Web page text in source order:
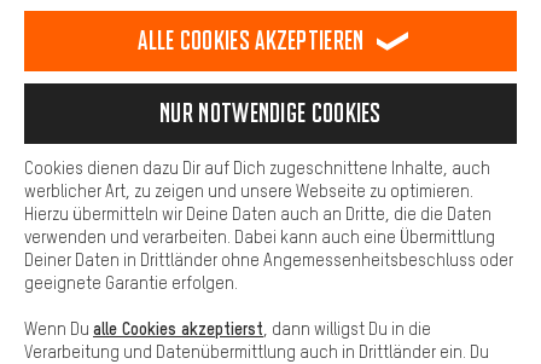
Kontaktformular
Unsere Datenschutzerklärung
Sprache"
Deutsch
DE english
EN español
ES français
FR
Dein Shopping-Erlebnis wird komfortabler. Mit Komfort-Cookies
stellen wir Verknüpfungen zu Social Media Plattformen her. So
können wir dir weitere nützliche Inhalte und Informationen zur
Verfügung stellen. Zudem hast du die Möglichkeit zusätzliche
Services zu nutzen, die es dir erleichtern die richtigen Produkte zu
finden. Beispielsweise bieten wir eine Chat-Funktion an, damit
Fragen schnell und unkompliziert beantwortet werden können.
Basis
Basis-Cookies gewährleisten, dass Du unsere Webseite
grundsätzlich nutzen kannst.
Alle Cookies akzeptieren
Nur Notwendige Cookies
Cookies dienen dazu Dir auf Dich zugeschnittene Inhalte, auch
werblicher Art, zu zeigen und unsere Webseite zu optimieren.
Hierzu übermitteln wir Deine Daten auch an Dritte, die die Daten
verwenden und verarbeiten. Dabei kann auch eine Übermittlung
Deiner Daten in Drittländer ohne Angemessenheitsbeschluss oder
geeignete Garantie erfolgen.
Wenn Du alle Cookies akzeptierst , dann willigst Du in die
Verarbeitung und Datenübermittlung auch in Drittländer ein. Du